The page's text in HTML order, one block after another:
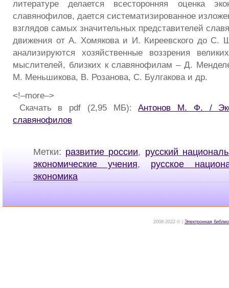
литературе делается всесторонняя оценка
славянофилов, дается систематизированное
взглядов самых значительных представителей
движения от А. Хомякова и И. Киреевского до С.
анализируются хозяйственные воззрения
мыслителей, близких к славянофилам – Д.
М. Меньшикова, В. Розанова, С. Булгакова и др.
<!–more–>
Скачать в pdf (2,95 МБ):Антонов М. Ф. /
славянофилов
Метки: развитие россии, русский
экономические учения, русское
экономика
2008-2022 © | Электронная